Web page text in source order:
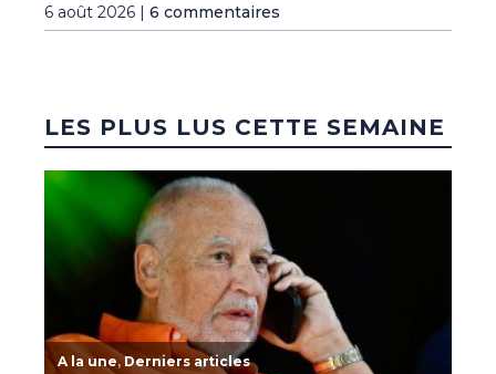
6 août 2026 | 6 commentaires
LES PLUS LUS CETTE SEMAINE